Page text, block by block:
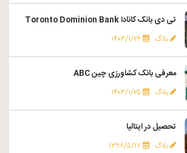
تی دی بانک کانادا Toronto Dominion Bank
بلاگ ۱۴۰۳/۱/۲۶
معرفی بانک کشاورزی چین ABC
بلاگ ۱۴۰۳/۱/۲۵
تحصیل در ایتالیا
بلاگ ۱۳۹۸/۵/۱۷